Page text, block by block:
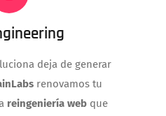
deja de generar
renovamos tu
reingeniería web que